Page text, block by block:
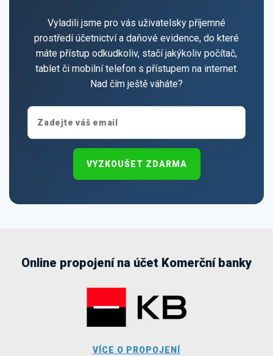
Vyladili jsme pro vás uživatelsky příjemné
prostředí účetnictví a daňové evidence, do které
máte přístup odkudkoliv, stačí jakýkoliv počítač,
tablet či mobilní telefon s přístupem na internet.
Nad čím ještě váháte?
VYZKOUŠET ZDARMA
Online propojení na účet Komerční banky
VÍCE O PROPOJENÍ